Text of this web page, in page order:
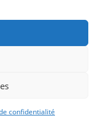
confidentialité
Mentions légales